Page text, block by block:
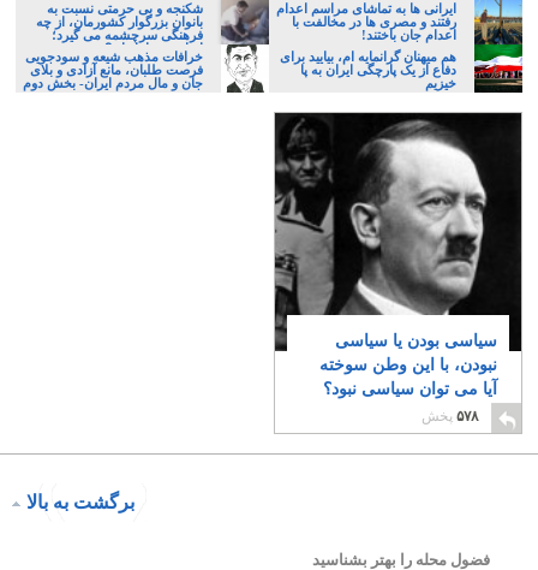
ایرانی ها به تماشای مراسم اعدام
رفتند و مصری ها در مخالفت با
اعدام جان باختند!
شکنجه و بی حرمتی نسبت به
بانوان بزرگوار کشورمان، از چه
فرهنگی سرچشمه می گیرد؛
ایرانی، و یا تازیان؟
هم میهنان گرانمایه ام، بیایید برای
دفاع از یک پارچگی ایران به پا
خیزیم
خرافات مذهب شیعه و سودجویی
فرصت طلبان، مانع آزادی و بلای
جان و مال مردم ایران- بخش دوم
سیاسی بودن یا سیاسی
نبودن، با این وطن سوخته
آیا می توان سیاسی نبود؟
۲
۵۷۸ پخش
برگشت به بالا
فضول محله را بهتر بشناسید